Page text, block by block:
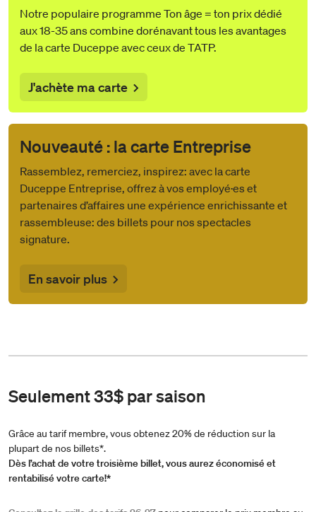
Notre populaire programme Ton âge = ton prix dédié
aux 18-35 ans combine dorénavant tous les avantages
de la carte Duceppe avec ceux de TATP.
J'achète ma carte
Nouveauté : la carte Entreprise
Rassemblez, remerciez, inspirez: avec la carte
Duceppe Entreprise, offrez à vos employé·es et
partenaires d’affaires une expérience enrichissante et
rassembleuse: des billets pour nos spectacles
signature.
En savoir plus
Seulement 33$ par saison
Grâce au tarif membre, vous obtenez 20% de réduction sur la
plupart de nos billets*.
Dès l’achat de votre troisième billet, vous aurez économisé et
rentabilisé votre carte!*